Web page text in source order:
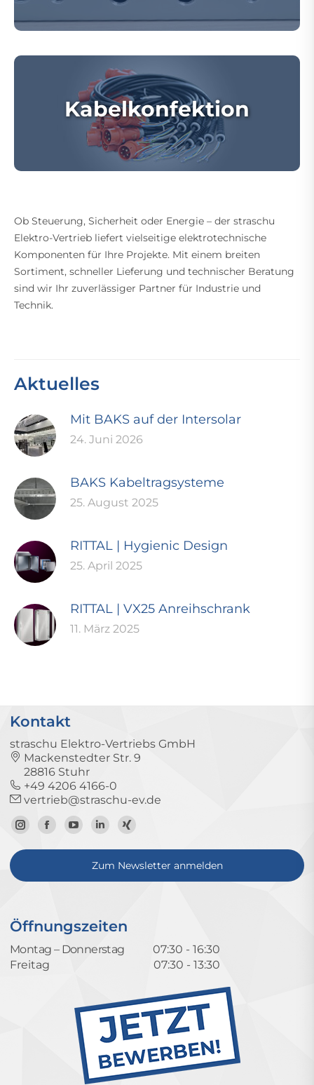
Kabelkonfektion
Ob Steuerung, Sicherheit oder Energie – der straschu
Elektro-Vertrieb liefert vielseitige elektrotechnische
Komponenten für Ihre Projekte. Mit einem breiten
Sortiment, schneller Lieferung und technischer Beratung
sind wir Ihr zuverlässiger Partner für Industrie und
Technik.
Aktuelles
Mit BAKS auf der Intersolar
24. Juni 2026
BAKS Kabeltragsysteme
25. August 2025
RITTAL | Hygienic Design
25. April 2025
RITTAL | VX25 Anreihschrank
11. März 2025
Kontakt
straschu Elektro-Vertriebs GmbH
Mackenstedter Str. 9
28816 Stuhr
+49 4206 4166-0
vertrieb@straschu-ev.de
Zum
Instagram-
Zur
Facebook-
Zum
YouTube-
Kanal
Zum
LinkedIn-
Profil
Zum
Xing-
Profil
Zum Newsletter anmelden
Öffnungszeiten
Montag – Donnerstag
07:30 - 16:30
Freitag
07:30 - 13:30